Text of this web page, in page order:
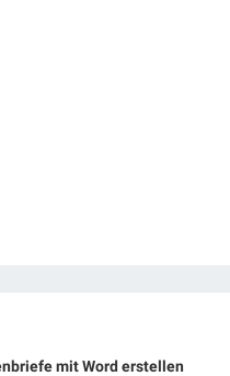
mit Word erstellen